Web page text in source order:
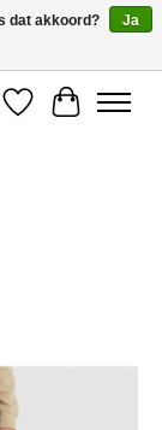
Verlanglijst
dat akkoord?
Ja